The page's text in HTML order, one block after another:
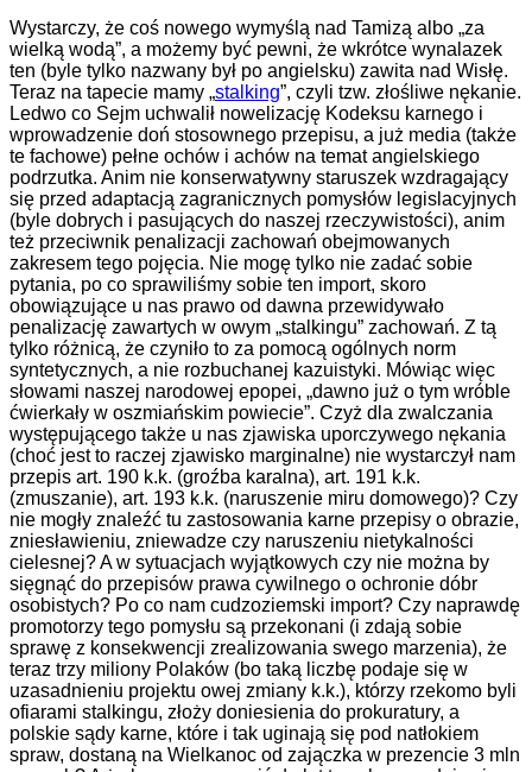
Wystarczy, że coś nowego wymyślą nad Tamizą albo „za
wielką wodą”, a możemy być pewni, że wkrótce wynalazek
ten (byle tylko nazwany był po angielsku) zawita nad Wisłę.
Teraz na tapecie mamy „stalking”, czyli tzw. złośliwe nękanie.
Ledwo co Sejm uchwalił nowelizację Kodeksu karnego i
wprowadzenie doń stosownego przepisu, a już media (także
te fachowe) pełne ochów i achów na temat angielskiego
podrzutka. Anim nie konserwatywny staruszek wzdragający
się przed adaptacją zagranicznych pomysłów legislacyjnych
(byle dobrych i pasujących do naszej rzeczywistości), anim
też przeciwnik penalizacji zachowań obejmowanych
zakresem tego pojęcia. Nie mogę tylko nie zadać sobie
pytania, po co sprawiliśmy sobie ten import, skoro
obowiązujące u nas prawo od dawna przewidywało
penalizację zawartych w owym „stalkingu” zachowań. Z tą
tylko różnicą, że czyniło to za pomocą ogólnych norm
syntetycznych, a nie rozbuchanej kazuistyki. Mówiąc więc
słowami naszej narodowej epopei, „dawno już o tym wróble
ćwierkały w oszmiańskim powiecie”. Czyż dla zwalczania
występującego także u nas zjawiska uporczywego nękania
(choć jest to raczej zjawisko marginalne) nie wystarczył nam
przepis art. 190 k.k. (groźba karalna), art. 191 k.k.
(zmuszanie), art. 193 k.k. (naruszenie miru domowego)? Czy
nie mogły znaleźć tu zastosowania karne przepisy o obrazie,
zniesławieniu, zniewadze czy naruszeniu nietykalności
cielesnej? A w sytuacjach wyjątkowych czy nie można by
sięgnąć do przepisów prawa cywilnego o ochronie dóbr
osobistych? Po co nam cudzoziemski import? Czy naprawdę
promotorzy tego pomysłu są przekonani (i zdają sobie
sprawę z konsekwencji zrealizowania swego marzenia), że
teraz trzy miliony Polaków (bo taką liczbę podaje się w
uzasadnieniu projektu owej zmiany k.k.), którzy rzekomo byli
ofiarami stalkingu, złoży doniesienia do prokuratury, a
polskie sądy karne, które i tak uginają się pod natłokiem
spraw, dostaną na Wielkanoc od zajączka w prezencie 3 mln